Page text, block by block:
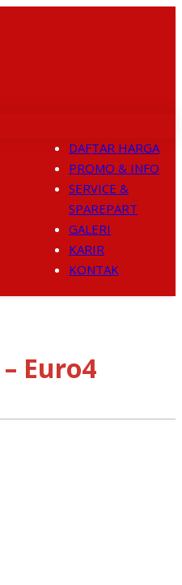
DAFTAR HARGA
PROMO & INFO
SERVICE &
SPAREPART
GALERI
KARIR
KONTAK
Euro4